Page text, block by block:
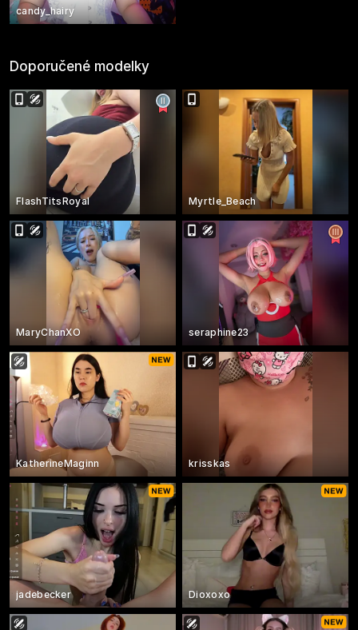
candy_hairy
Doporučené modelky
FlashTitsRoyal Myrtle_Beach
MaryChanXO seraphine23
KatherineMaginn krisskas
jadebecker Dioxoxo